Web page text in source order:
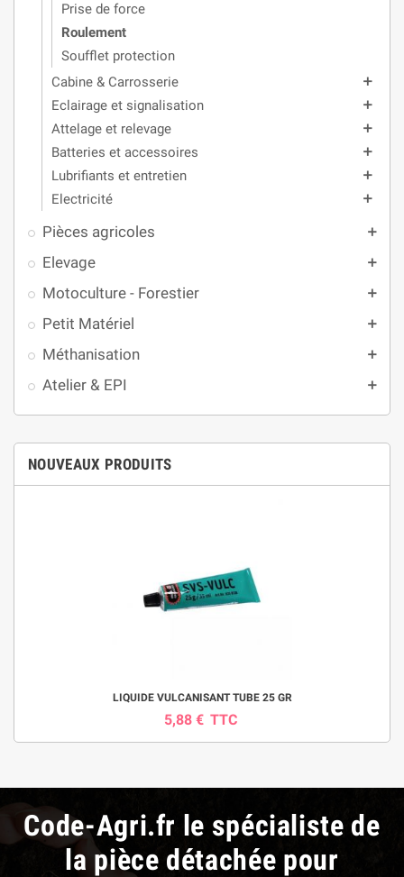
Prise de force
Roulement
Soufflet protection
Cabine & Carrosserie
add
Eclairage et signalisation add
Attelage et relevage add
Batteries et accessoires add
Lubrifiants et entretien add
Electricité add
Pièces agricoles add
Elevage add
Motoculture - Forestier add
Petit Matériel add
Méthanisation add
Atelier & EPI add
NOUVEAUX PRODUITS
LIQUIDE VULCANISANT TUBE 25 GR
5,88 € TTC
Code-Agri.fr le spécialiste de
la pièce détachée pour